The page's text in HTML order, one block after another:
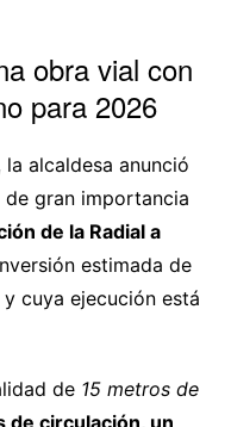
obra vial con
para 2026
alcaldesa anunció
gran importancia
de la Radial a
estimada de
cuya ejecución está
de 15 metros de